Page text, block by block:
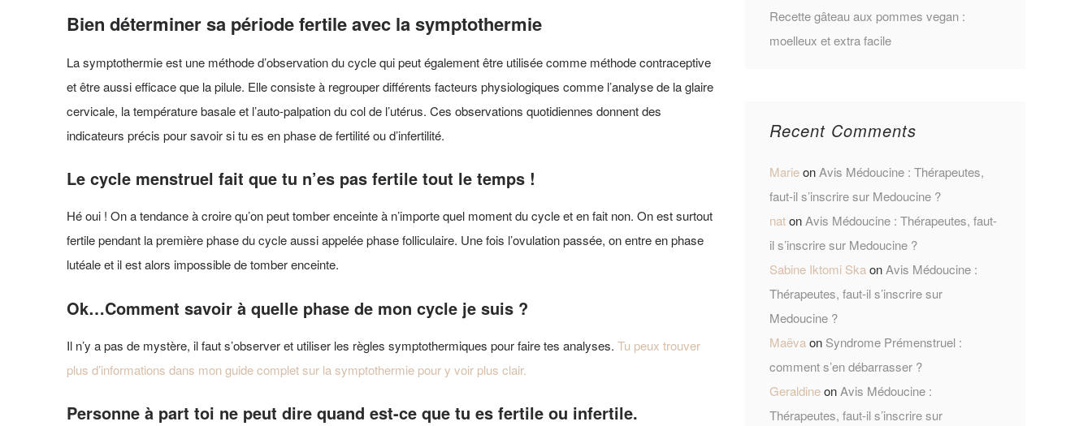
Bien déterminer sa période fertile avec la symptothermie
La symptothermie est une méthode d’observation du cycle qui peut également être utilisée comme méthode contraceptive
et être aussi efficace que la pilule. Elle consiste à regrouper différents facteurs physiologiques comme l’analyse de la glaire
cervicale, la température basale et l’auto-palpation du col de l’utérus. Ces observations quotidiennes donnent des
indicateurs précis pour savoir si tu es en phase de fertilité ou d’infertilité.
Le cycle menstruel fait que tu n’es pas fertile tout le temps !
Hé oui ! On a tendance à croire qu’on peut tomber enceinte à n’importe quel moment du cycle et en fait non. On est surtout
fertile pendant la première phase du cycle aussi appelée phase folliculaire. Une fois l’ovulation passée, on entre en phase
lutéale et il est alors impossible de tomber enceinte.
Ok…Comment savoir à quelle phase de mon cycle je suis ?
Il n’y a pas de mystère, il faut s’observer et utiliser les règles symptothermiques pour faire tes analyses. Tu peux trouver
plus d’informations dans mon guide complet sur la symptothermie pour y voir plus clair.
Personne à part toi ne peut dire quand est-ce que tu es fertile ou infertile.
Recette gâteau aux pommes vegan :
moelleux et extra facile
Recent Comments
MarieonAvis Médoucine : Thérapeutes,
faut-il s’inscrire sur Medoucine ?
natonAvis Médoucine : Thérapeutes, faut-
il s’inscrire sur Medoucine ?
Sabine Iktomi SkaonAvis Médoucine :
Thérapeutes, faut-il s’inscrire sur
Medoucine ?
Maëvaon Syndrome Prémenstruel :
comment s’en débarrasser ?
GeraldineonAvis Médoucine :
Thérapeutes, faut-il s’inscrire sur